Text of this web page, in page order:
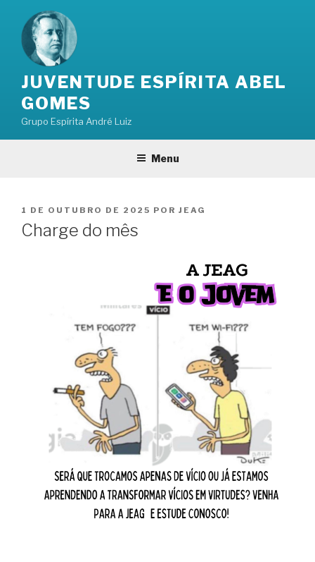
conteúdo
JUVENTUDE ESPÍRITA ABEL
GOMES
Grupo Espírita André Luiz
Menu
PUBLICADO
EM
1 DE OUTUBRO DE 2025 POR JEAG
Charge do mês